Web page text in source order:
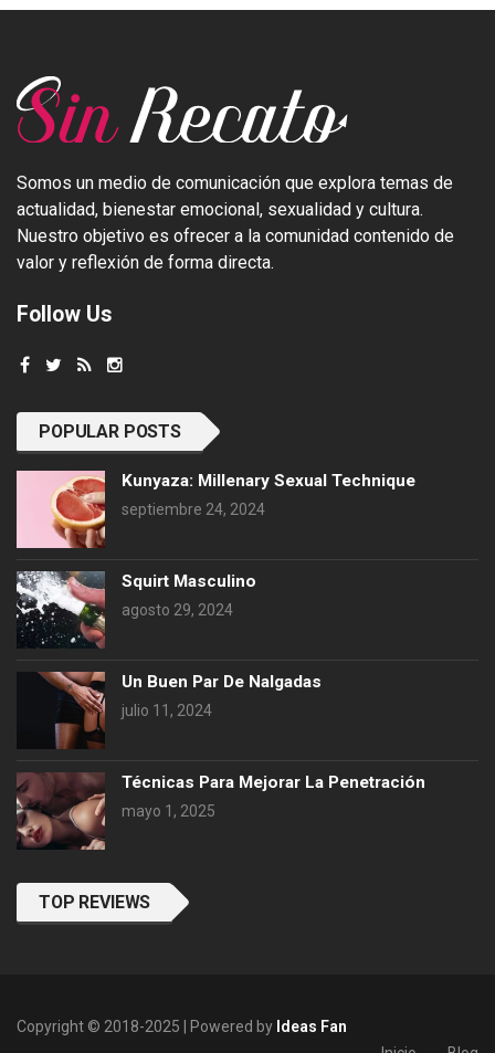
Somos un medio de comunicación que explora temas de
actualidad, bienestar emocional, sexualidad y cultura.
Nuestro objetivo es ofrecer a la comunidad contenido de
valor y reflexión de forma directa.
Follow Us
POPULAR POSTS
Kunyaza: Millenary Sexual Technique
septiembre 24, 2024
Squirt Masculino
agosto 29, 2024
Un Buen Par De Nalgadas
julio 11, 2024
Técnicas Para Mejorar La Penetración
mayo 1, 2025
TOP REVIEWS
Copyright © 2018-2025 | Powered by Ideas Fan